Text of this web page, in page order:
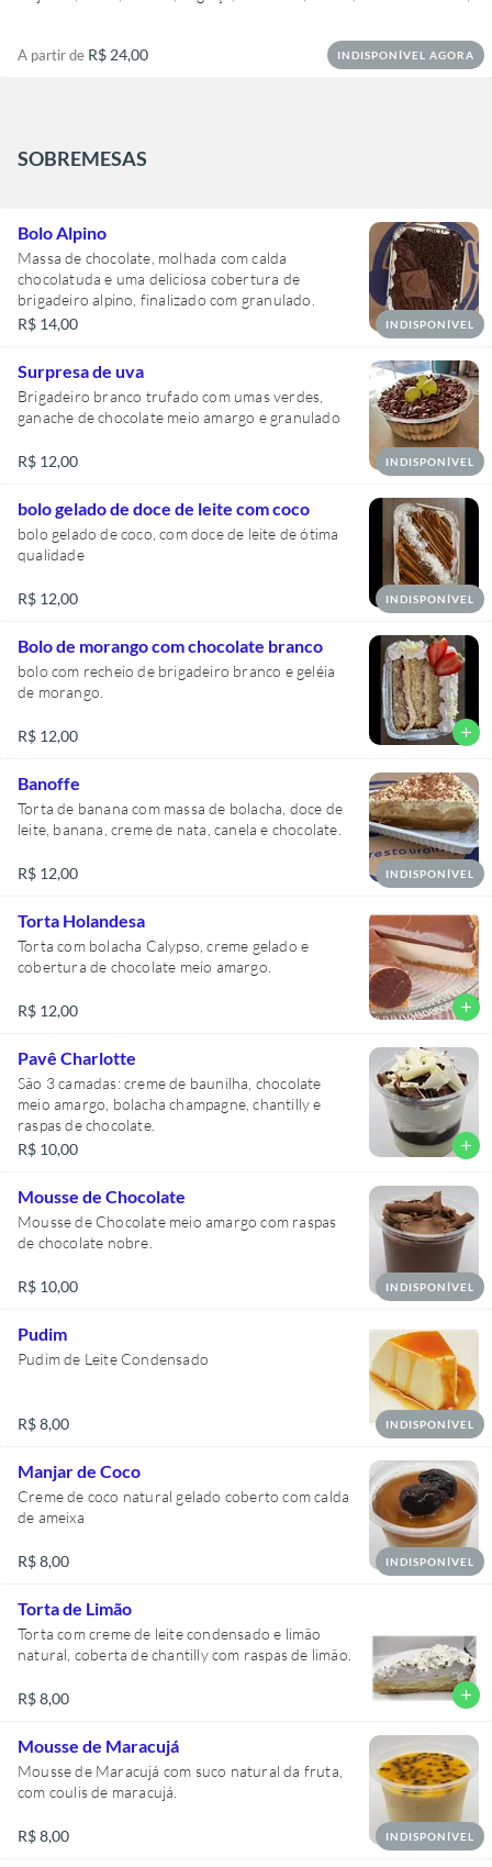
A partir de R$ 24,00 INDISPONÍVEL AGORA
SOBREMESAS
Bolo Alpino
Massa de chocolate, molhada com calda
chocolatuda e uma deliciosa cobertura de
brigadeiro alpino, finalizado com granulado.
R$ 14,00
INDISPONÍVEL
Surpresa de uva
Brigadeiro branco trufado com umas verdes,
ganache de chocolate meio amargo e granulado
R$ 12,00 INDISPONÍVEL
bolo gelado de doce de leite com coco
bolo gelado de coco, com doce de leite de ótima
qualidade
R$ 12,00 INDISPONÍVEL
Bolo de morango com chocolate branco
bolo com recheio de brigadeiro branco e geléia
de morango.
R$ 12,00 add
Banoffe
Torta de banana com massa de bolacha, doce de
leite, banana, creme de nata, canela e chocolate.
R$ 12,00 INDISPONÍVEL
Torta Holandesa
Torta com bolacha Calypso, creme gelado e
cobertura de chocolate meio amargo.
R$ 12,00 add
Pavê Charlotte
São 3 camadas: creme de baunilha, chocolate
meio amargo, bolacha champagne, chantilly e
raspas de chocolate.
R$ 10,00
add
Mousse de Chocolate
Mousse de Chocolate meio amargo com raspas
de chocolate nobre.
R$ 10,00 INDISPONÍVEL
Pudim
Pudim de Leite Condensado
R$ 8,00 INDISPONÍVEL
Manjar de Coco
Creme de coco natural gelado coberto com calda
de ameixa
R$ 8,00 INDISPONÍVEL
Torta de Limão
Torta com creme de leite condensado e limão
natural, coberta de chantilly com raspas de limão.
R$ 8,00 add
Mousse de Maracujá
Mousse de Maracujá com suco natural da fruta,
com coulis de maracujá.
R$ 8,00 INDISPONÍVEL